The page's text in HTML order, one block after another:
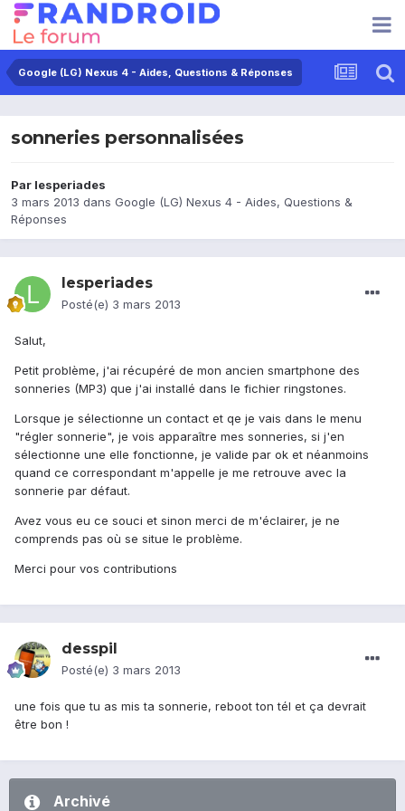
Google (LG) Nexus 4 - Aides, Questions & Réponses
sonneries personnalisées
Par lesperiades
3 mars 2013 dans Google (LG) Nexus 4 - Aides, Questions &
Réponses
lesperiades
Posté(e) 3 mars 2013
Salut,
Petit problème, j'ai récupéré de mon ancien smartphone des
sonneries (MP3) que j'ai installé dans le fichier ringstones.
Lorsque je sélectionne un contact et qe je vais dans le menu
"régler sonnerie", je vois apparaître mes sonneries, si j'en
sélectionne une elle fonctionne, je valide par ok et néanmoins
quand ce correspondant m'appelle je me retrouve avec la
sonnerie par défaut.
Avez vous eu ce souci et sinon merci de m'éclairer, je ne
comprends pas où se situe le problème.
Merci pour vos contributions
desspil
Posté(e) 3 mars 2013
une fois que tu as mis ta sonnerie, reboot ton tél et ça devrait
être bon !
Archivé